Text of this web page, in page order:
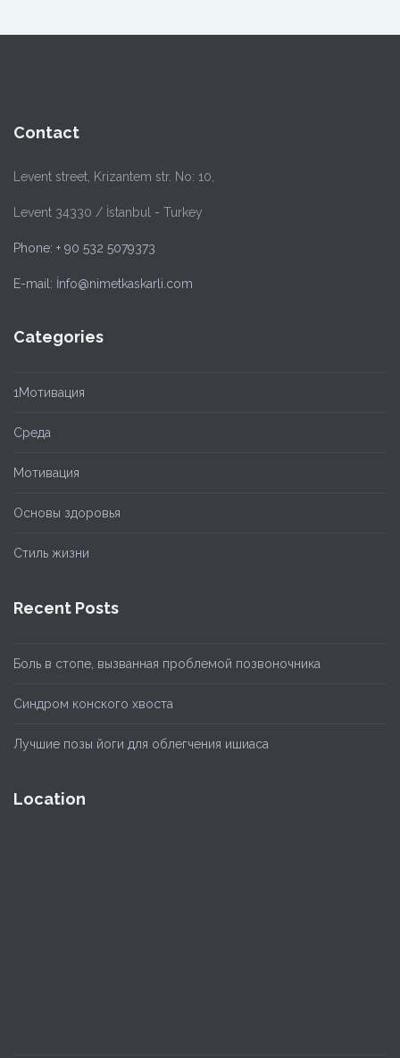
Contact
Levent street, Krizantem str. No: 10,
Levent 34330 / İstanbul - Turkey
Phone: + 90 532 5079373
E-mail: İnfo@nimetkaskarli.com
Categories
1Мотивация
Cреда
Мотивация
Основы здоровья
Стиль жизни
Recent Posts
Боль в стопе, вызванная проблемой позвоночника
Синдром конского хвоста
Лучшие позы йоги для облегчения ишиаса
Location